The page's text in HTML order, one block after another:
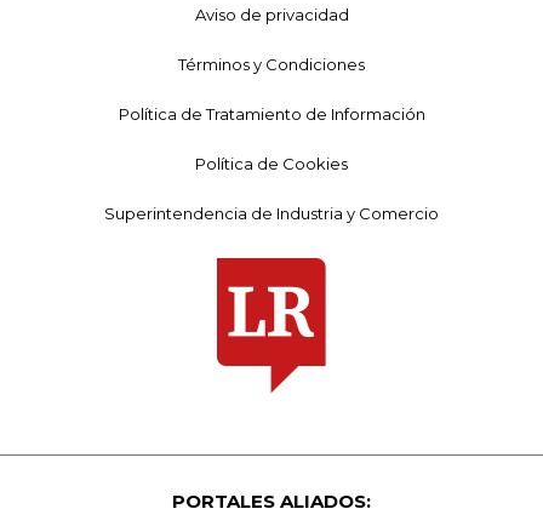
Aviso de privacidad
Términos y Condiciones
Política de Tratamiento de Información
Política de Cookies
Superintendencia de Industria y Comercio
PORTALES ALIADOS: